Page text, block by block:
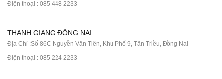
Điện thoại : 085 448 2233
THANH GIANG ĐỒNG NAI
Địa Chỉ :Số 86C Nguyễn Văn Tiên, Khu Phố 9, Tân Triều, Đồng Nai
Điện thoại : 085 224 2233